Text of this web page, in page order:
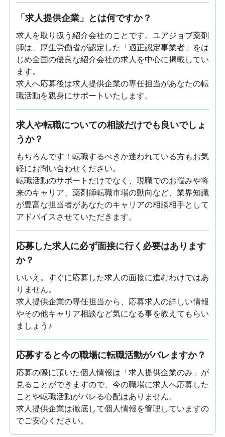
「求人提供企業」とは何ですか？
求人を取り扱う紹介会社のことです。ユアジョブ薬剤
師は、厚生労働省が認定した「適正認定事業者」をは
じめ全国の優良な紹介会社の求人を中心に掲載してい
ます。
求人へ応募後は求人提供企業の専任担当があなたの転
職活動を親身にサポートいたします。
求人や転職についての相談だけでも良いでしょ
うか？
もちろんです！転職するべきか迷われている方もお気
軽にお問い合わせください。
転職活動のサポートだけでなく、現職でのお悩みや将
来のキャリア、薬剤師転職市場の動向など、業界知識
が豊富な担当者があなたのキャリアの相談相手として
アドバイスさせていただきます。
応募した求人に必ず面接に行く必要はあります
か？
いいえ。すぐに応募した求人の面接に進むわけではあ
りません。
求人提供企業の専任担当から、応募求人の詳しい情報
やその他キャリア相談など気になる事を教えてもらい
ましょう♪
応募すると今の職場に転職活動がバレますか？
応募の際に頂いた個人情報は「求人提供企業のみ」が
見ることができますので、今の職場に求人へ応募した
ことや転職活動がバレる心配はありません。
求人提供企業は徹底して個人情報を管理していますの
でご安心ください。